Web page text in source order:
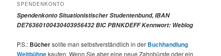
SPENDENKONTO
Spendenkonto Situationistischer Studentenbund, IBAN
DE76360100430403956432 BIC PBNKDEFF Kennwort: Weblog
P.S.: Büchersollte man selbstverständlich in der Buchhandlung
Weltbühnekaufen. Wenn Sie aber eine neue Zahnbürste oder ein